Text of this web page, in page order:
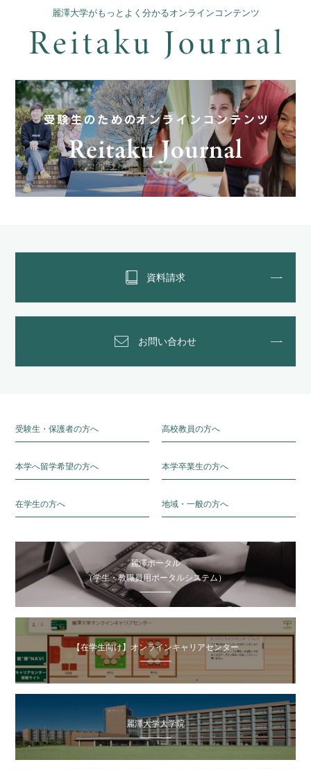
麗澤大学がもっとよく分かるオンラインコンテンツ
資料請求
お問い合わせ
受験生・保護者の方へ 高校教員の方へ
本学へ留学希望の方へ 本学卒業生の方へ
在学生の方へ 地域・一般の方へ
麗澤ポータル
（学生・教職員用ポータルシステム）
【在学生向け】オンラインキャリアセンター
麗澤大学大学院